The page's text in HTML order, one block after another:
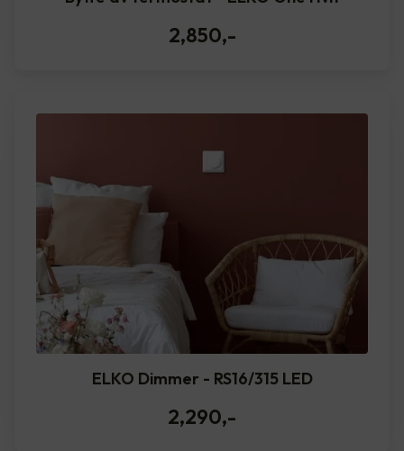
2,850,-
ELKO Dimmer - RS16/315 LED
2,290,-